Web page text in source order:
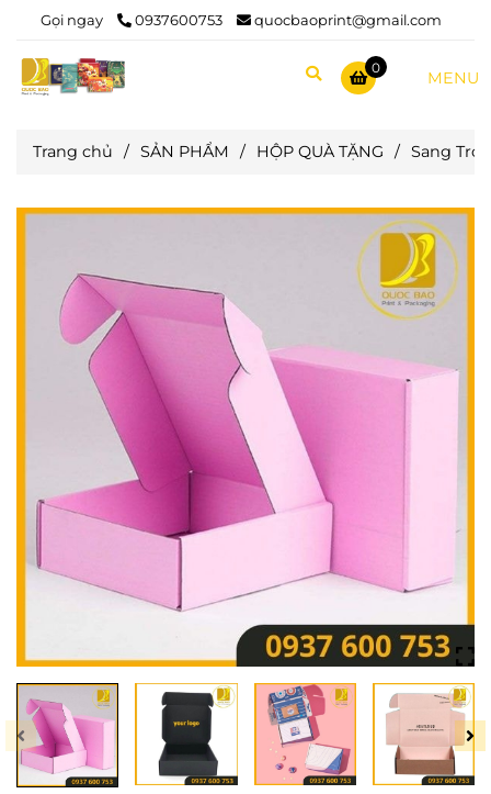
Gọi ngay 0937600753 quocbaoprint@gmail.com
0
MENU
Trang chủ / SẢN PHẨM / HỘP QUÀ TẶNG / Sang